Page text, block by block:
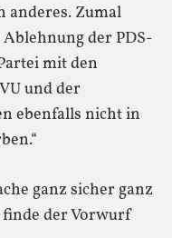
anderes. Zumal
der PDS-
mit den
und der
ebenfalls nicht in
ganz sicher ganz
finde der Vorwurf